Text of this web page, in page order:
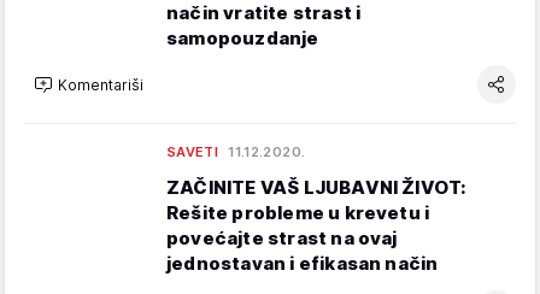
način vratite strast i
samopouzdanje
Komentariši
SAVETI 11.12.2020.
ZAČINITE VAŠ LJUBAVNI ŽIVOT:
Rešite probleme u krevetu i
povećajte strast na ovaj
jednostavan i efikasan način